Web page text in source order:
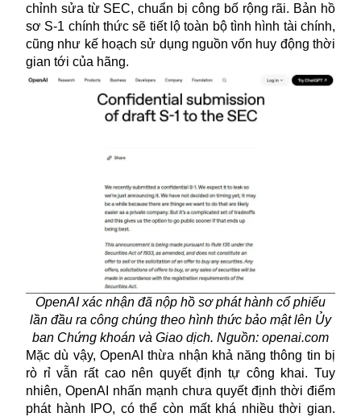
chỉnh sửa từ SEC, chuẩn bị công bố rộng rãi. Bản hồ
sơ S-1 chính thức sẽ tiết lộ toàn bộ tình hình tài chính,
cũng như kế hoạch sử dụng nguồn vốn huy động thời
gian tới của hãng.
OpenAI xác nhận đã nộp hồ sơ phát hành cổ phiếu
lần đầu ra công chúng theo hình thức bảo mật lên Ủy
ban Chứng khoán và Giao dịch. Nguồn: openai.com
Mặc dù vậy, OpenAI thừa nhận khả năng thông tin bị
rò rỉ vẫn rất cao nên quyết định tự công khai. Tuy
nhiên, OpenAI nhấn mạnh chưa quyết định thời điểm
phát hành IPO, có thể còn mất khá nhiều thời gian.